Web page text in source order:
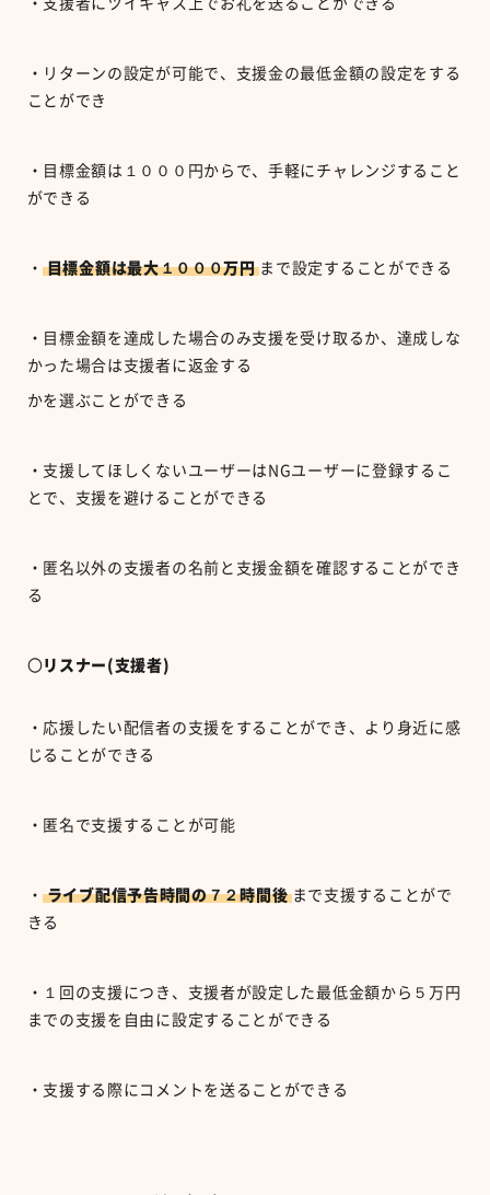
・支援者にツイキャス上でお礼を送ることができる
・リターンの設定が可能で、支援金の最低金額の設定をする
ことができ
・目標金額は１０００円からで、手軽にチャレンジすること
ができる
・ 目標金額は最大１０００万円 まで設定することができる
・目標金額を達成した場合のみ支援を受け取るか、達成しな
かった場合は支援者に返金する
かを選ぶことができる
・支援してほしくないユーザーはNGユーザーに登録するこ
とで、支援を避けることができる
・匿名以外の支援者の名前と支援金額を確認することができ
る
〇リスナー(支援者)
・応援したい配信者の支援をすることができ、より身近に感
じることができる
・匿名で支援することが可能
・ ライブ配信予告時間の７２時間後 まで支援することがで
きる
・１回の支援につき、支援者が設定した最低金額から５万円
までの支援を自由に設定することができる
・支援する際にコメントを送ることができる